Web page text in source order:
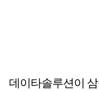
데이타솔루션이